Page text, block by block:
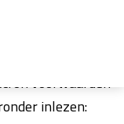
voorwaarden
inlezen: